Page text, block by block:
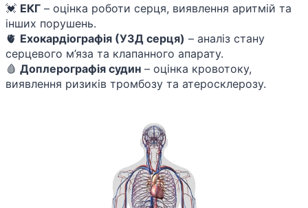
💓 ЕКГ – оцінка роботи серця, виявлення аритмій та
інших порушень.
🫀 Ехокардіографія (УЗД серця) – аналіз стану
серцевого м’яза та клапанного апарату.
🩸 Доплерографія судин – оцінка кровотоку,
виявлення ризиків тромбозу та атеросклерозу.